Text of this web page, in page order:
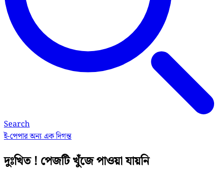
Search
ই-পেপারঅন্য এক দিগন্ত
দুঃখিত ! পেজটি খুঁজে পাওয়া যায়নি